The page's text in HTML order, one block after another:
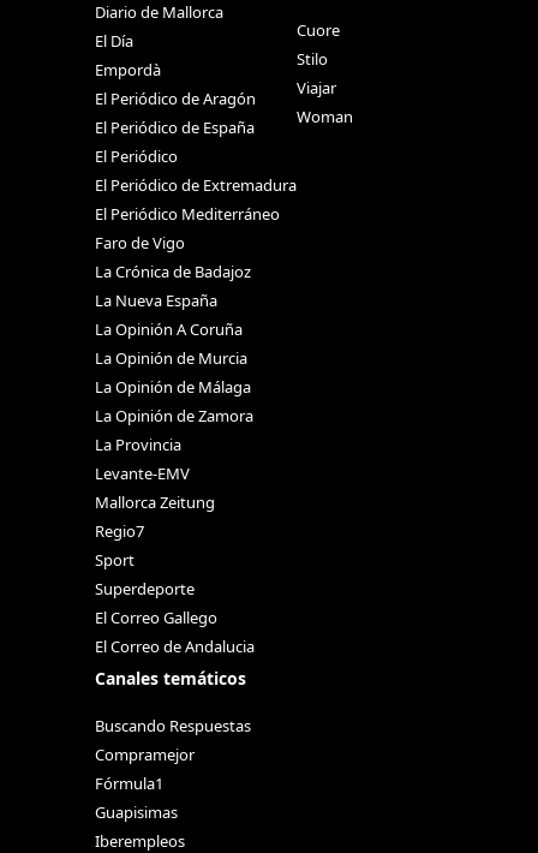
Diario de Mallorca
El Día
Empordà
El Periódico de Aragón
El Periódico de España
El Periódico
El Periódico de Extremadura
El Periódico Mediterráneo
Faro de Vigo
La Crónica de Badajoz
La Nueva España
La Opinión A Coruña
La Opinión de Murcia
La Opinión de Málaga
La Opinión de Zamora
La Provincia
Levante-EMV
Mallorca Zeitung
Regio7
Sport
Superdeporte
El Correo Gallego
El Correo de Andalucia
Canales temáticos
Buscando Respuestas
Compramejor
Fórmula1
Guapisimas
Iberempleos
Cuore
Stilo
Viajar
Woman